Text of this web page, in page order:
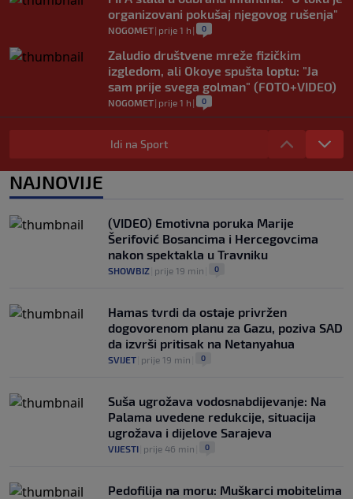
organizovani pokušaj njegovog rušenja"
NOGOMET| prije 1 h | 0
Zaludio društvene mreže fizičkim
izgledom, ali Okoye spušta loptu: "Ja
sam prije svega golman" (FOTO+VIDEO)
NOGOMET| prije 1 h | 0
Japanac šetao Baščaršijom pa slučajno
sreo legendu Galatasaraya: Nije znao ko
0
ulogu u Milanu: Gazzetta nagovijestila
veliki potez
0
Idi na Sport
NAJNOVIJE
(VIDEO) Emotivna poruka Marije
Šerifović Bosancima i Hercegovcima
nakon spektakla u Travniku
SHOWBIZ prije 19 min 0
Hamas tvrdi da ostaje privržen
dogovorenom planu za Gazu, poziva SAD
da izvrši pritisak na Netanyahua
SVIJET prije 19 min 0
Suša ugrožava vodosnabdijevanje: Na
Palama uvedene redukcije, situacija
ugrožava i dijelove Sarajeva
VIJESTI prije 46 min 0
Pedofilija na moru: Muškarci mobitelima